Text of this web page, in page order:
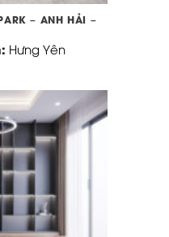
– ANH HẢI –
Hưng Yên